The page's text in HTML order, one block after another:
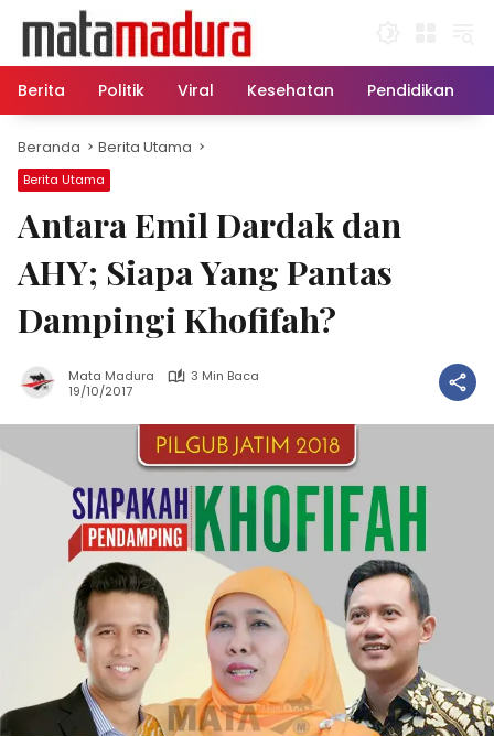
konten
Berita
Politik Viral Kesehatan Pendidikan
Beranda Berita Utama
Berita Utama
Antara Emil Dardak dan
AHY; Siapa Yang Pantas
Dampingi Khofifah?
Mata Madura
3 Min Baca
19/10/2017